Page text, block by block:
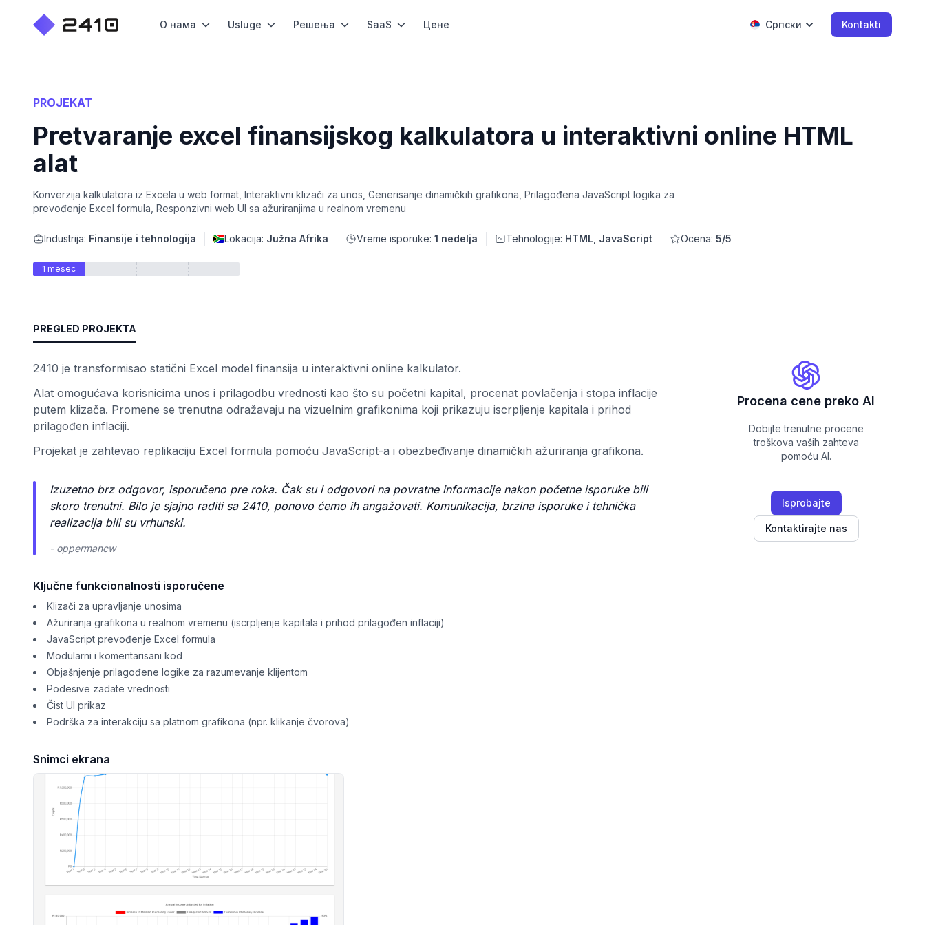
О нама Usluge Решења SaaS Цене Српски Kontakti
PROJEKAT
Pretvaranje excel finansijskog kalkulatora u interaktivni online HTML
alat
Konverzija kalkulatora iz Excela u web format, Interaktivni klizači za unos, Generisanje dinamičkih grafikona, Prilagođena JavaScript logika za
prevođenje Excel formula, Responzivni web UI sa ažuriranjima u realnom vremenu
Industrija: Finansije i tehnologija Lokacija: Južna Afrika Vreme isporuke: 1 nedelja Tehnologije: HTML, JavaScript Ocena: 5/5
1 mesec
PREGLED PROJEKTA
2410 je transformisao statični Excel model finansija u interaktivni online kalkulator.
Alat omogućava korisnicima unos i prilagodbu vrednosti kao što su početni kapital, procenat povlačenja i stopa inflacije
putem klizača. Promene se trenutna odražavaju na vizuelnim grafikonima koji prikazuju iscrpljenje kapitala i prihod
prilagođen inflaciji.
Projekat je zahtevao replikaciju Excel formula pomoću JavaScript-a i obezbeđivanje dinamičkih ažuriranja grafikona.
Izuzetno brz odgovor, isporučeno pre roka. Čak su i odgovori na povratne informacije nakon početne isporuke bili
skoro trenutni. Bilo je sjajno raditi sa 2410, ponovo ćemo ih angažovati. Komunikacija, brzina isporuke i tehnička
realizacija bili su vrhunski.
- oppermancw
Ključne funkcionalnosti isporučene
Klizači za upravljanje unosima
Ažuriranja grafikona u realnom vremenu (iscrpljenje kapitala i prihod prilagođen inflaciji)
JavaScript prevođenje Excel formula
Modularni i komentarisani kod
Objašnjenje prilagođene logike za razumevanje klijentom
Podesive zadate vrednosti
Čist UI prikaz
Podrška za interakciju sa platnom grafikona (npr. klikanje čvorova)
Snimci ekrana
Procena cene preko AI
Dobijte trenutne procene
troškova vaših zahteva
pomoću AI.
Isprobajte
Kontaktirajte nas